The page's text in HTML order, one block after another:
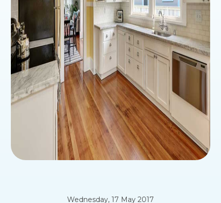
Wednesday, 17 May 2017